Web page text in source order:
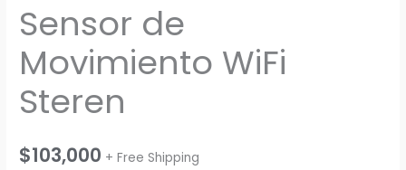
Sensor de
Movimiento WiFi
Steren
$103,000 + Free Shipping